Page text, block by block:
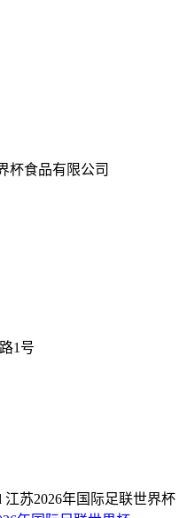
杯食品有限公司
1号
江苏2026年国际足联世界杯